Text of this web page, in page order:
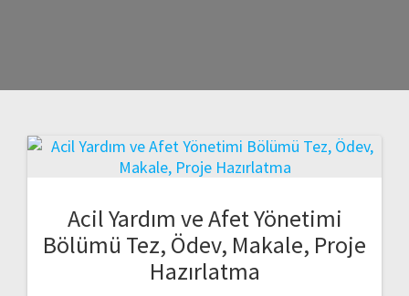
Acil Yardım ve Afet Yönetimi
Bölümü Tez, Ödev, Makale, Proje
Hazırlatma